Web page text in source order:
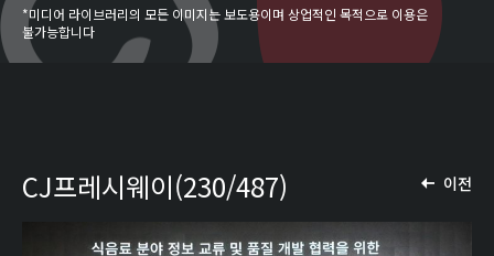
*미디어 라이브러리의 모든 이미지는 보도용이며 상업적인 목적으로 이용은
불가능합니다
이전
CJ프레시웨이(230/487)